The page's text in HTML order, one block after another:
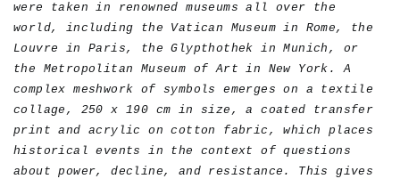
were taken in renowned museums all over the
world, including the Vatican Museum in Rome, the
Louvre in Paris, the Glypthothek in Munich, or
the Metropolitan Museum of Art in New York. A
complex meshwork of symbols emerges on a textile
collage, 250 x 190 cm in size, a coated transfer
print and acrylic on cotton fabric, which places
historical events in the context of questions
about power, decline, and resistance. This gives